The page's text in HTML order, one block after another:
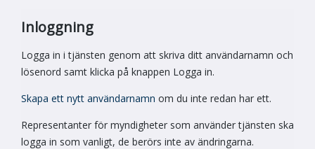
Inloggning
Logga in i tjänsten genom att skriva ditt användarnamn och
lösenord samt klicka på knappen Logga in.
Skapa ett nytt användarnamn om du inte redan har ett.
Representanter för myndigheter som använder tjänsten ska
logga in som vanligt, de berörs inte av ändringarna.